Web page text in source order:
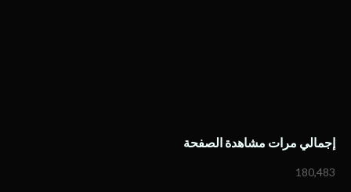
إجمالي مرات مشاهدة الصفحة
180,483